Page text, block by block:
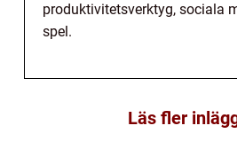
produktivitetsverktyg, sociala
spel.
Läs fler